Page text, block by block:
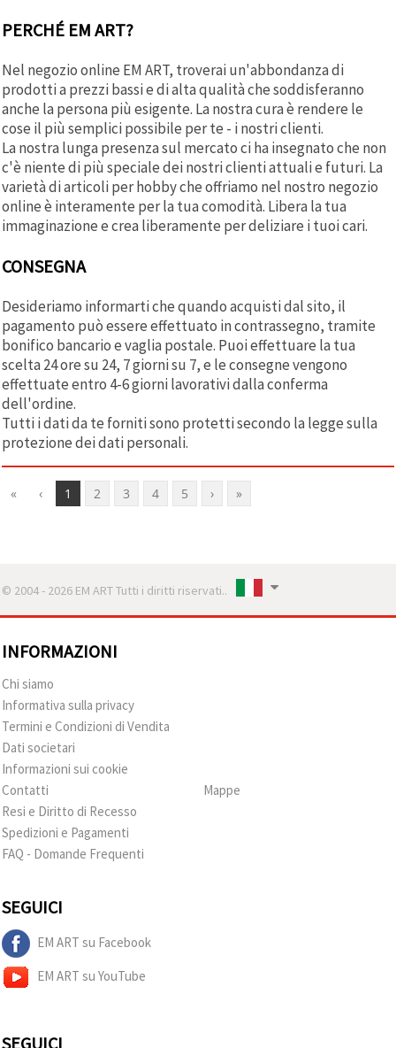
PERCHÉ EM ART?
Nel negozio online EM ART, troverai un'abbondanza di
prodotti a prezzi bassi e di alta qualità che soddisferanno
anche la persona più esigente. La nostra cura è rendere le
cose il più semplici possibile per te - i nostri clienti.
La nostra lunga presenza sul mercato ci ha insegnato che non
c'è niente di più speciale dei nostri clienti attuali e futuri. La
varietà di articoli per hobby che offriamo nel nostro negozio
online è interamente per la tua comodità. Libera la tua
immaginazione e crea liberamente per deliziare i tuoi cari.
CONSEGNA
Desideriamo informarti che quando acquisti dal sito, il
pagamento può essere effettuato in contrassegno, tramite
bonifico bancario e vaglia postale. Puoi effettuare la tua
scelta 24 ore su 24, 7 giorni su 7, e le consegne vengono
effettuate entro 4-6 giorni lavorativi dalla conferma
dell'ordine.
Tutti i dati da te forniti sono protetti secondo la legge sulla
protezione dei dati personali.
« ‹ 1 2 3 4 5 › »
© 2004 - 2026 EM ART Tutti i diritti riservati..
INFORMAZIONI
Chi siamo
Informativa sulla privacy
Termini e Condizioni di Vendita
Dati societari
Informazioni sui cookie
Contatti
Resi e Diritto di Recesso
Spedizioni e Pagamenti
FAQ - Domande Frequenti
Mappe
SEGUICI
EM ART su Facebook
EM ART su YouTube
SEGUICI